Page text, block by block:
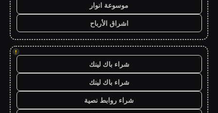
موسوعة انوار
اشراق الأرباح
!
شراء باك لينك
شراء باك لينك
شراء روابط نصية